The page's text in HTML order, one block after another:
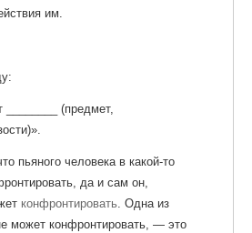
им.
________ (предмет,
пьяного человека в какой-то
да и сам он,
конфронтировать . Одна из
может конфронтировать, — это